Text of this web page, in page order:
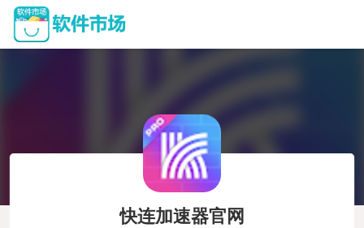
快连加速器官网